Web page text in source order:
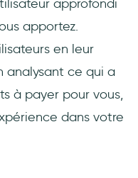
approfondi
apportez.
en leur
analysant ce qui a
à payer pour vous,
dans votre